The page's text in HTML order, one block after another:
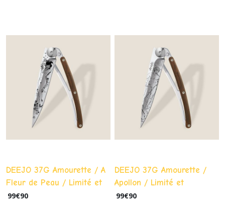
DEEJO 37G Amourette / A
Fleur de Peau / Limité et
numéroté
99€90
DEEJO 37G Amourette /
Apollon / Limité et
numéroté
99€90